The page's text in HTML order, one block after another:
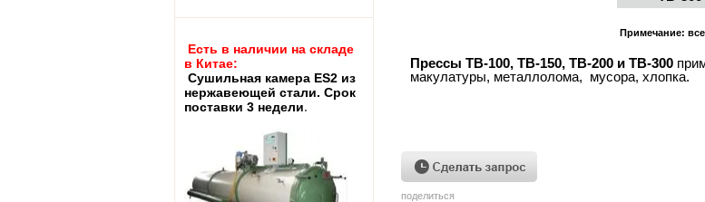
Есть в наличии на складе
в Китае:
Cушильная камера ES2 из
нержавеющей стали. Срок
поставки 3 недели.
Примечание: все параметры выше
Прессы ТB-100, ТB-150, ТB-200 и TB-300
макулатуры, металлолома, мусора, хлопка.
поделиться